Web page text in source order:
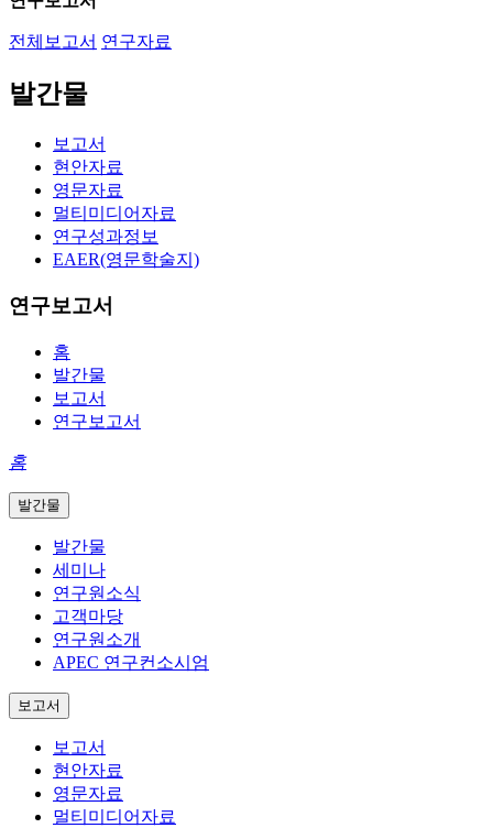
전체보고서 연구자료
발간물
보고서
현안자료
영문자료
멀티미디어자료
연구성과정보
EAER(영문학술지)
연구보고서
홈
발간물
보고서
연구보고서
홈
발간물
발간물
세미나
연구원소식
고객마당
연구원소개
APEC 연구컨소시엄
보고서
보고서
현안자료
영문자료
멀티미디어자료